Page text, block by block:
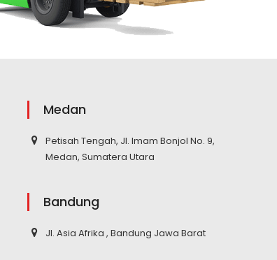
Medan
Petisah Tengah, Jl. Imam Bonjol No. 9,
Medan, Sumatera Utara
Bandung
Jl. Asia Afrika , Bandung Jawa Barat